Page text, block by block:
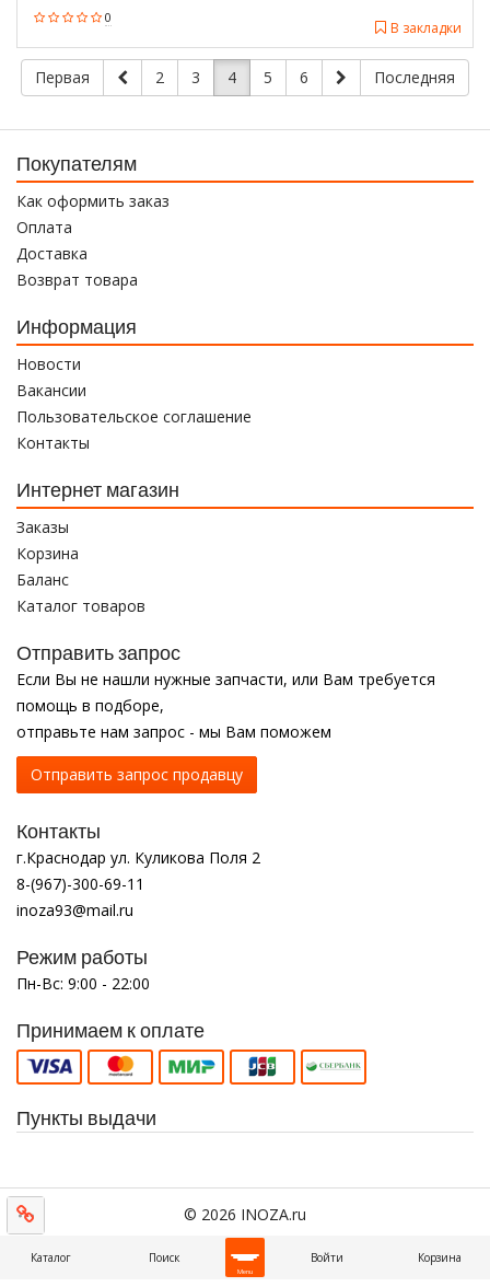
0
В закладки
Первая 2 3 4 5 6 Последняя
Покупателям
Как оформить заказ
Оплата
Доставка
Возврат товара
Информация
Новости
Вакансии
Пользовательское соглашение
Контакты
Интернет магазин
Заказы
Корзина
Баланс
Каталог товаров
Отправить запрос
Если Вы не нашли нужные запчасти, или Вам требуется
помощь в подборе,
отправьте нам запрос - мы Вам поможем
Отправить запрос продавцу
Контакты
г.Краснодар ул. Куликова Поля 2
8-(967)-300-69-11
inoza93@mail.ru
Режим работы
Пн-Вс: 9:00 - 22:00
Принимаем к оплате
Пункты выдачи
© 2026 INOZA.ru